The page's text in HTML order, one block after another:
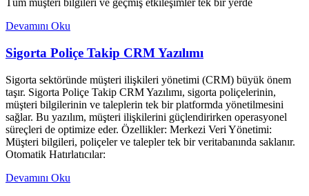
Tüm müşteri bilgileri ve geçmiş etkileşimler tek bir yerde
Devamını Oku
Sigorta Poliçe Takip CRM Yazılımı
Sigorta sektöründe müşteri ilişkileri yönetimi (CRM) büyük önem
taşır. Sigorta Poliçe Takip CRM Yazılımı, sigorta poliçelerinin,
müşteri bilgilerinin ve taleplerin tek bir platformda yönetilmesini
sağlar. Bu yazılım, müşteri ilişkilerini güçlendirirken operasyonel
süreçleri de optimize eder. Özellikler: Merkezi Veri Yönetimi:
Müşteri bilgileri, poliçeler ve talepler tek bir veritabanında saklanır.
Otomatik Hatırlatıcılar:
Devamını Oku